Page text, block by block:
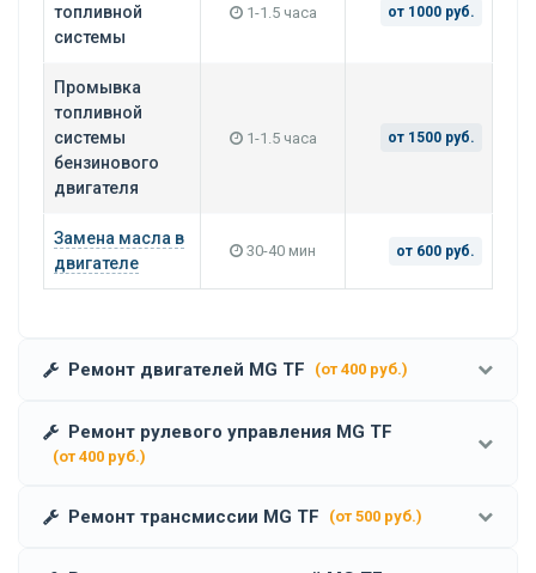
топливной
системы
1-1.5 часа от 1000 руб.
Промывка
топливной
системы
бензинового
двигателя
1-1.5 часа от 1500 руб.
Замена масла в
двигателе
30-40 мин от 600 руб.
Ремонт двигателей MG TF (от 400 руб.)
Ремонт рулевого управления MG TF
(от 400 руб.)
Ремонт трансмиссии MG TF (от 500 руб.)